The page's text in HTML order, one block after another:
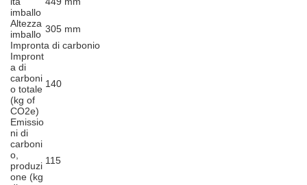
imballo
Altezza
imballo 305 mm
Impronta di carbonio
Impront
a di
carboni
o totale
(kg of
CO2e)
140
Emissio
ni di
carboni
o,
produzi
one (kg
115